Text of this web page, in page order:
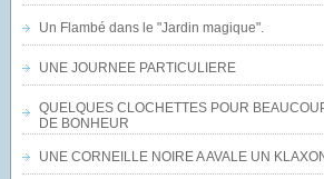
Un Flambé dans le "Jardin magique".
UNE JOURNEE PARTICULIERE
QUELQUES CLOCHETTES POUR
DE BONHEUR
UNE CORNEILLE NOIRE A AVALE UN